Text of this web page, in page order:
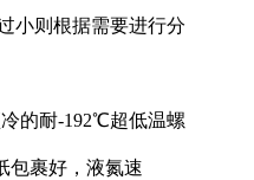
小则根据需要进行分
的耐-192℃超低温螺
包裹好，液氮速